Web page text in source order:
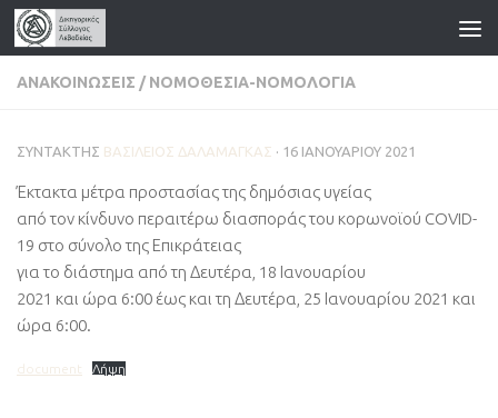
Skip to content
ΑΝΑΚΟΙΝΏΣΕΙΣ / ΝΟΜΟΘΕΣΊΑ-ΝΟΜΟΛΟΓΊΑ
ΣΥΝΤΆΚΤΗΣ ΒΑΣΊΛΕΙΟΣ ΔΑΛΑΜΆΓΚΑΣ · 16 ΙΑΝΟΥΑΡΊΟΥ 2021
Έκτακτα μέτρα προστασίας της δημόσιας υγείας
από τον κίνδυνο περαιτέρω διασποράς του κορωνοϊού COVID-
19 στο σύνολο της Επικράτειας
για το διάστημα από τη Δευτέρα, 18 Ιανουαρίου
2021 και ώρα 6:00 έως και τη Δευτέρα, 25 Ιανουαρίου 2021 και
ώρα 6:00.
document Λήψη